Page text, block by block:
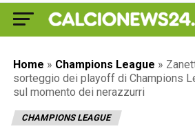
Home » Champions League »
sorteggio dei playoff di Champions
sul momento dei nerazzurri
CHAMPIONS LEAGUE